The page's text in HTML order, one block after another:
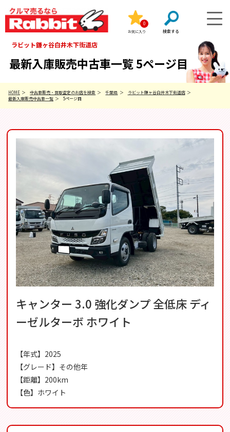
お気に入り
0
ラビット鎌ヶ谷白井木下街道店
最新入庫販売中古車一覧 5ページ目
HOME 中古車販売・買取査定のお店を検索 千葉県
ラビット鎌ヶ谷白井木下街道店
最新入庫販売中古車一覧
5ページ目
キャンター 3.0 強化ダンプ 全低床 ディ
ーゼルターボ ホワイト
【年式】2025
【グレード】その他年
【距離】200km
【色】ホワイト